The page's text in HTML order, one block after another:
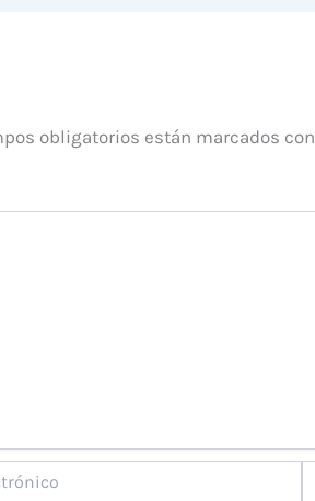
obligatorios están marcados con